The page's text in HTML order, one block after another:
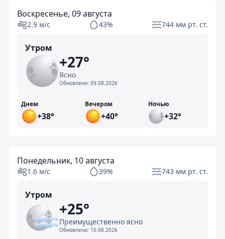
Воскресенье, 09 августа
2.9 м/с 43% 744 мм рт. ст.
Утром
+27°
Ясно
Обновлено: 09.08.2026
Днем
+38°
Вечером
+40°
Ночью
+32°
Понедельник, 10 августа
1.6 м/с 39% 743 мм рт. ст.
Утром
+25°
Преимущественно ясно
Обновлено: 10.08.2026